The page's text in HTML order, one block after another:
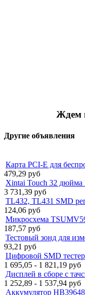
Ждем
Другие объявления
Карта PCI-E для
479,29 руб
Xintai Touch 32 дюйма
3 731,39 руб
TL432, TL431 SMD
124,06 руб
Микросхема
187,57 руб
Тестовый зонд для
93,21 руб
Цифровой SMD
1 695,05 - 1 821,19 руб
Дисплей в сборе с
1 252,89 - 1 537,94 руб
Аккумулятор